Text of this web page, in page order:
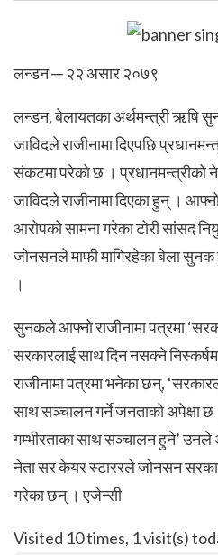
लन्डन ─ २२ असार २०७९
लन्डन, बेलायतका अर्थमन्त्री ऋषि
जाविदले राजीनामा दिएपछि
संकटमा परेको छ । प्रधानमन्त्रीको
जाविदले राजीनामा दिएका हुन् ।
आरोपको सामना गरेका टोरी सांसद
जोनसनले माफी मागिरहेका बेला सुनक
।
सुनकले आफ्नो राजीनामा पत्रमा
सरकारलाई साथ दिन नसक्ने
राजीनामा पत्रमा भनेका छन्,
साथ सञ्चालन गर्ने जनताको अपेक्षा
गम्भीरताका साथ सञ्चालन हुने’
नेता सर केयर स्टाररले जोनसन
गरेका छन् । एजेन्सी
Visited 10 times, 1 visit(s)